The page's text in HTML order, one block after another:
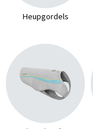
Heupgordels